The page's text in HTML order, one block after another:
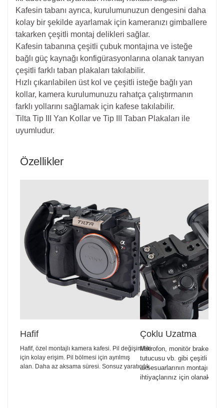
Kafesin tabanı ayrıca, kurulumunuzun dengesini daha
kolay bir şekilde ayarlamak için kameranızı gimballere
takarken çeşitli montaj delikleri sağlar.
Kafesin tabanına çeşitli çubuk montajına ve isteğe
bağlı güç kaynağı konfigürasyonlarına olanak tanıyan
çeşitli farklı taban plakaları takılabilir.
Hızlı çıkarılabilen üst kol ve çeşitli isteğe bağlı yan
kollar, kamera kurulumunuzu rahatça çalıştırmanın
farklı yollarını sağlamak için kafese takılabilir.
Tilta Tip III Yan Kollar ve Tip III Taban Plakaları ile
uyumludur.
Özellikler
Hafif
Hafif, özel montajlı kamera kafesi. Pil değişimleri
için kolay erişim. Pil bölmesi için ayrılmış
alan. Daha az aksama süresi. Sonsuz yaratıcılık.
Çoklu Uzatma
Mikrofon, monitör braketi,
tutucusu vb. gibi çeşitli
aksesuarlarının montajını
ihtiyaçlarınız için olanaklar